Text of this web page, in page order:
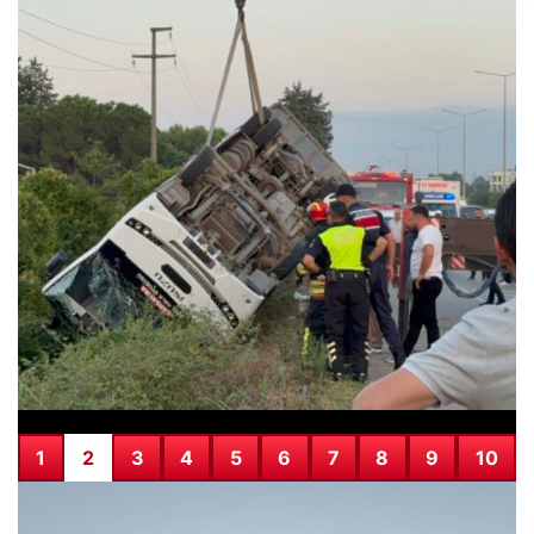
05.08.2026
Otobüste Rahatsızlanan Yolcuyu Şoför
Hızla Hastaneye Yönlendirdi
1 2 3 4 5 6 7 8 9 10